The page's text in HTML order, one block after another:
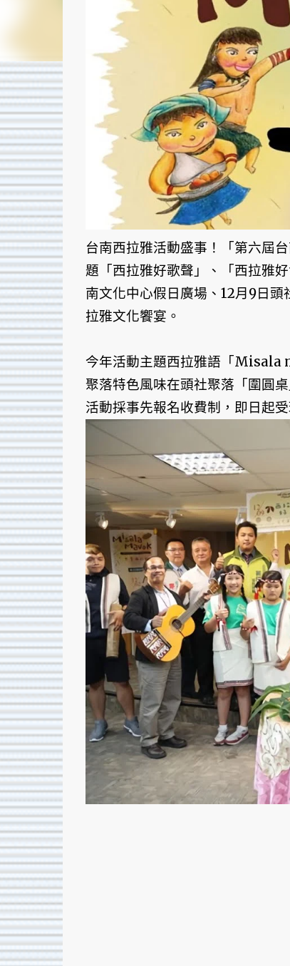
台南西拉雅活動盛事！「第六屆
題「西拉雅好歌聲」、「西拉雅
南文化中心假日廣場、12月9日
拉雅文化饗宴。
今年活動主題西拉雅語「Misala
聚落特色風味在頭社聚落「圍圓
活動採事先報名收費制，即日起